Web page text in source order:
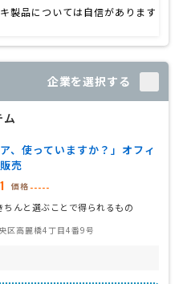
製品については自信があります。
企業を選択する
、使っていますか？」オフィ
売
1 価格 -----
ちんと選ぶことで得られるもの
区高麗橋4丁目4番9号